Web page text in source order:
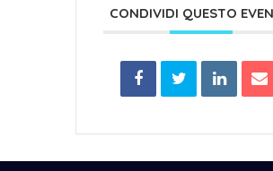
CONDIVIDI QUESTO